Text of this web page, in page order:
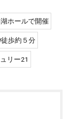
ホールで開催
歩約５分
リー21